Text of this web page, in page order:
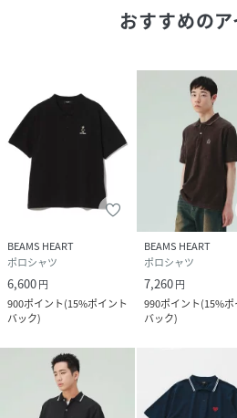
※商品の色味は白背景商品単体で撮
さい。
※屋外撮影による光の当たり具合
によって、実際の色味と異なって見
予めご了承ください。
[H:183cmC:80W:68H:89.5Size:L]
性別タイプ
原産国 中国製
おすすめの
BEAMS HEART
ポロシャツ
6,600円
900ポイント(15%ポイント
バック)
BEAMS HEART
ポロシャツ
7,260円
990ポイント(15%ポ
バック)